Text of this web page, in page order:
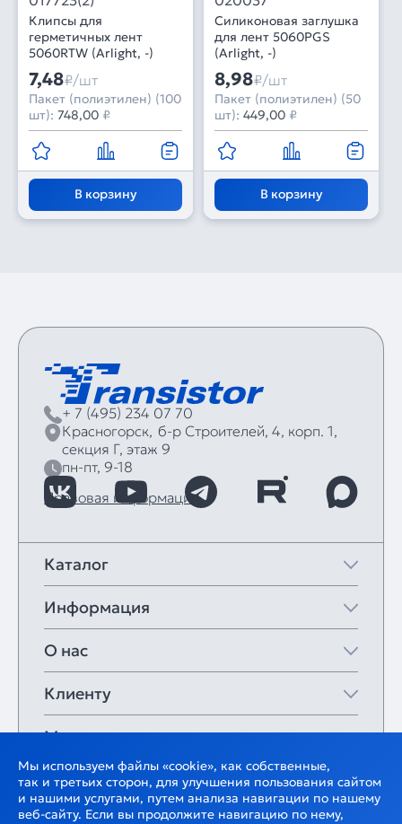
Клипсы для
герметичных лент
5060RTW (Arlight, -)
7,48₽/шт
Пакет (полиэтилен) (100
шт): 748,00 ₽
В корзину
Силиконовая заглушка
для лент 5060PGS
(Arlight, -)
8,98₽/шт
Пакет (полиэтилен) (50
шт): 449,00 ₽
В корзину
+ 7 (495) 234 07 70
Красногорск, б‑р Строителей, 4, корп. 1,
секция Г, этаж 9
пн-пт, 9-18
Правовая информация
Каталог
Информация
О нас
Клиенту
Мои закладки
Мы используем файлы «cookie», как собственные,
так и третьих сторон, для улучшения пользования сайтом
и нашими услугами, путем анализа навигации по нашему
веб-сайту. Если вы продолжите навигацию по нему,